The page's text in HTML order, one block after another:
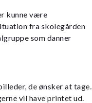
kunne være
fra skolegården
som danner
de ønsker at tage.
vil have printet ud.